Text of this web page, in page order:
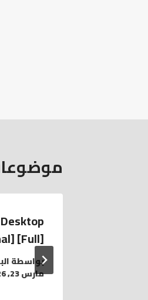
[Full]
بواسطة
مارس 23, 2026